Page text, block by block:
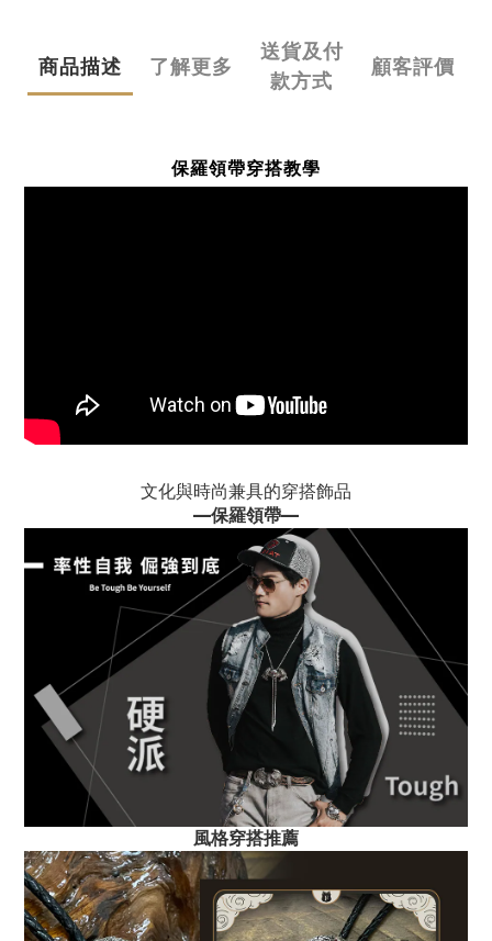
商品描述 了解更多
送貨及付
款方式
顧客評價
保羅領帶穿搭教學
文化與時尚兼具的穿搭飾品
—保羅領帶—
風格穿搭推薦